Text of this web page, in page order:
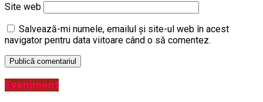
Site web
Salvează-mi numele, emailul și site-ul web în acest
navigator pentru data viitoare când o să comentez.
Eveniment